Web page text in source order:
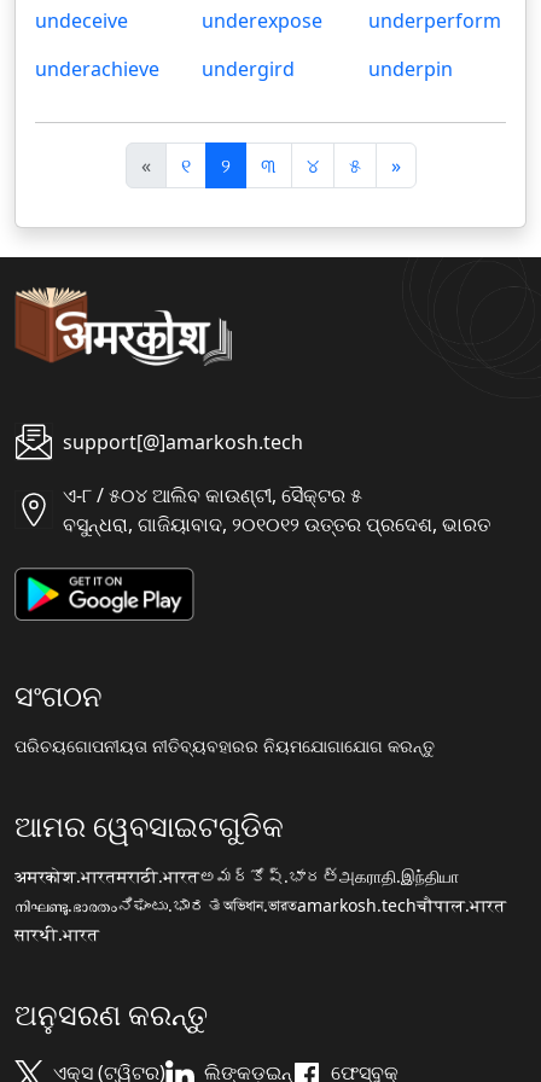
undeceive
underachieve
underexpose
undergird
underperform
underpin
«पि
छ
ला
୧ ୨ ୩ ୪ ୫ »अ
ग
ला
support[@]amarkosh.tech
ଏ-୮ / ୫୦୪ ଆଲିବ କାଉଣ୍ଟୀ, ସୈକ୍ଟର ୫
ବସୁନ୍ଧରା, ଗାଜିୟାବାଦ, ୨୦୧୦୧୨ ଉତ୍ତର ପ୍ରଦେଶ, ଭାରତ
ସଂଗଠନ
ପରିଚୟଗୋପନୀୟତା ନୀତିବ୍ୟବହାରର ନିୟମଯୋଗାଯୋଗ କରନ୍ତୁ
ଆମର ୱେବସାଇଟଗୁଡିକ
अमरकोश.भारतमराठी.भारतఅమర్కోష్.భారత్அகராதி.இந்தியா
നിഘണ്ടു.ഭാരതംನಿಘಂಟು.ಭಾರತঅভিধান.ভারতamarkosh.techचौपाल.भारत
सारथी.भारत
ଅନୁସରଣ କରନ୍ତୁ
ଏକ୍ସ (ଟ୍ୱିଟର) ଲିଙ୍କଡ଼ଇନ୍ ଫେସ୍ବୁକ୍